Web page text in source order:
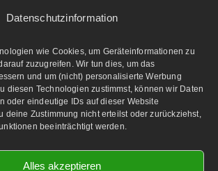
Datenschutzinformation
wie Cookies, um Geräteinformationen zu
zuzugreifen. Wir tun dies, um das
und um (nicht) personalisierte Werbung
diesen Technologien zustimmst, können wir Daten
oder eindeutige IDs auf dieser Website
deine Zustimmung nicht erteilst oder zurückziehst,
beeinträchtigt werden.
Alles akzeptieren